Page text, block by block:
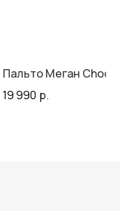
Пальто Меган
19 990 р.